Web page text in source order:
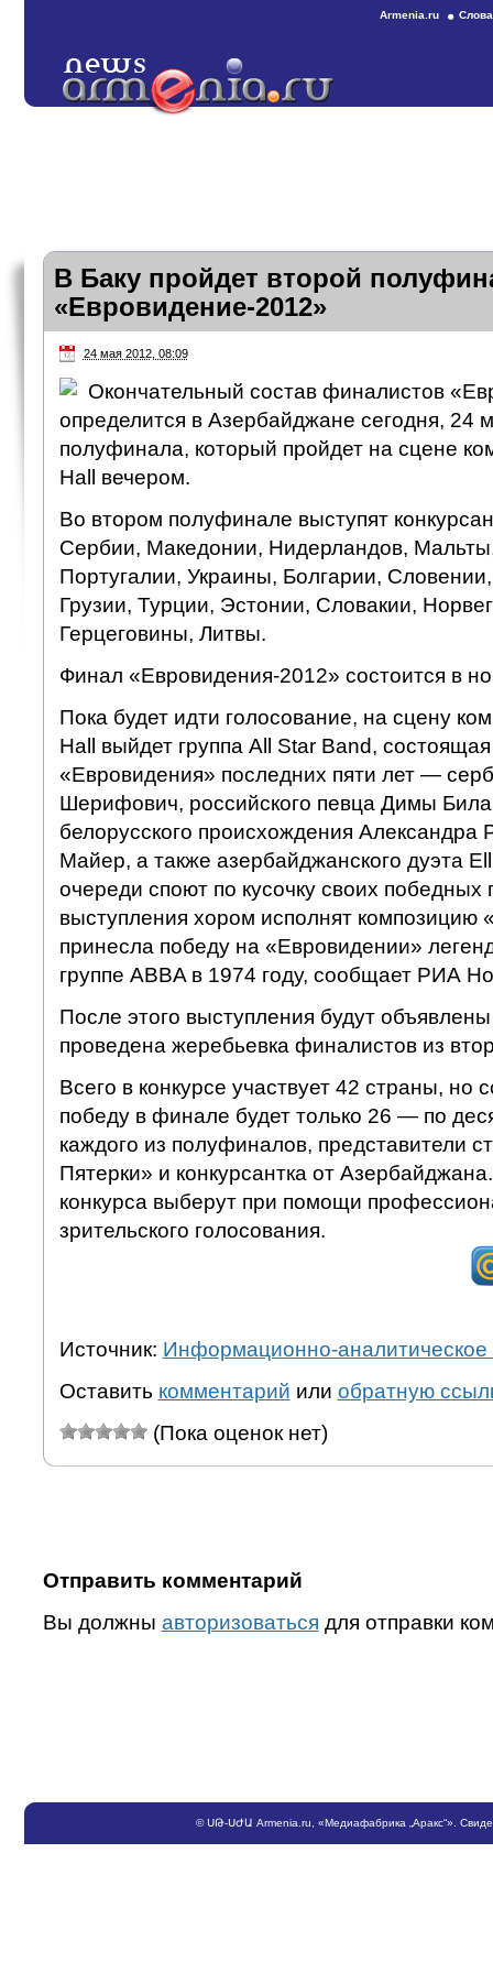
Armenia.ru
В Баку пройдет второй
«Евровидение-2012»
24 мая 2012, 08:09
Окончательный состав финалистов
определится в Азербайджане сегодня, 24
полуфинала, который пройдет на сцене
Hall вечером.
Во втором полуфинале выступят
Сербии, Македонии, Нидерландов,
Португалии, Украины, Болгарии,
Грузии, Турции, Эстонии, Словакии,
Герцеговины, Литвы.
Финал «Евровидения-2012» состоится в
Пока будет идти голосование, на сцену
Hall выйдет группа All Star Band,
«Евровидения» последних пяти лет —
Шерифович, российского певца Димы
белорусского происхождения
Майер, а также азербайджанского дуэта
очереди споют по кусочку своих
выступления хором исполнят композицию
принесла победу на «Евровидении»
группе ABBA в 1974 году, сообщает РИА
После этого выступления будут
проведена жеребьевка финалистов из
Всего в конкурсе участвует 42 страны, но
победу в финале будет только 26 — по
каждого из полуфиналов, представители
Пятерки» и конкурсантка от
конкурса выберут при помощи
зрительского голосования.
Источник: Информационно-аналитическое
Оставить комментарий или обратную
(Пока оценок нет)
Отправить комментарий
Вы должны авторизоваться для отправки
©ՍԹ-ՍԺԱ Armenia.ru , «Медиафабрика „Аракс“».